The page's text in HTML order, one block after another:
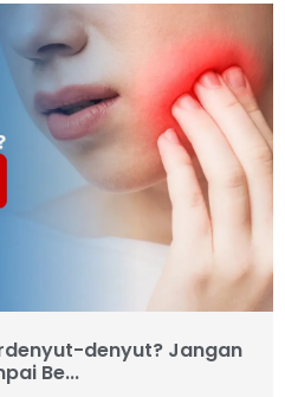
denyut? Jangan
Be...